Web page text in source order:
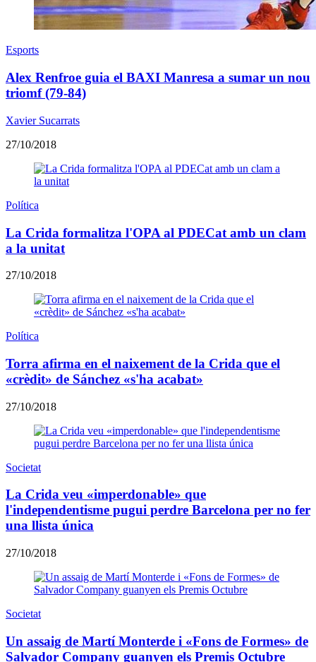
Esports
Alex Renfroe guia el BAXI Manresa a sumar un nou
triomf (79-84)
Xavier Sucarrats
27/10/2018
Política
La Crida formalitza l'OPA al PDECat amb un clam
a la unitat
27/10/2018
Política
Torra afirma en el naixement de la Crida que el
«crèdit» de Sánchez «s'ha acabat»
27/10/2018
Societat
La Crida veu «imperdonable» que
l'independentisme pugui perdre Barcelona per no fer
una llista única
27/10/2018
Societat
Un assaig de Martí Monterde i «Fons de Formes» de
Salvador Company guanyen els Premis Octubre